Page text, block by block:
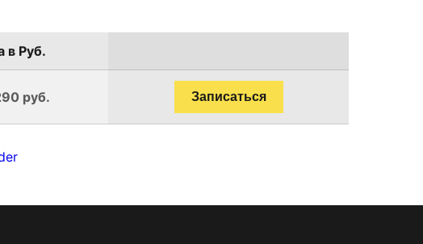
в Руб.
руб. Записаться